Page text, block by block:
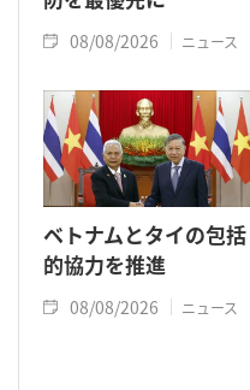
08/08/2026 ニュース
ベトナムとタイの包括
的協力を推進
08/08/2026 ニュース